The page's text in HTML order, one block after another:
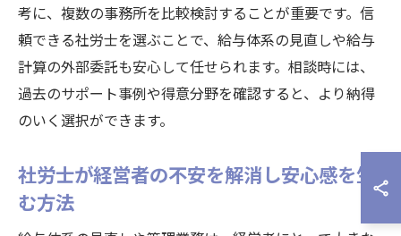
考に、複数の事務所を比較検討することが重要です。信
頼できる社労士を選ぶことで、給与体系の見直しや給与
計算の外部委託も安心して任せられます。相談時には、
過去のサポート事例や得意分野を確認すると、より納得
のいく選択ができます。
社労士が経営者の不安を解消し安心感を生
む方法